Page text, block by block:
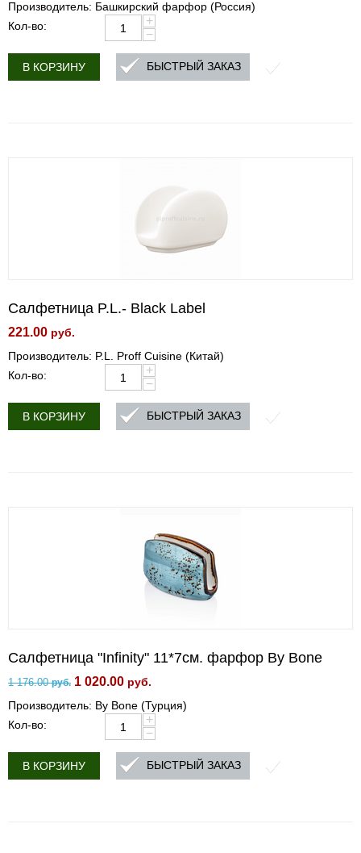
Производитель: Башкирский фарфор (Россия)
Кол-во:
+
−
В КОРЗИНУ БЫСТРЫЙ ЗАКАЗ
Салфетница P.L.- Black Label
221.00 руб.
Производитель: P.L. Proff Cuisine (Китай)
Кол-во:
+
−
В КОРЗИНУ БЫСТРЫЙ ЗАКАЗ
Салфетница "Infinity" 11*7см. фарфор By Bone
1 176.00 руб. 1 020.00 руб.
Производитель: By Bone (Турция)
Кол-во:
+
−
В КОРЗИНУ БЫСТРЫЙ ЗАКАЗ